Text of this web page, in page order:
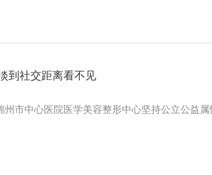
到社交距离看不见
市中心医院医学美容整形中心坚持公立公益属